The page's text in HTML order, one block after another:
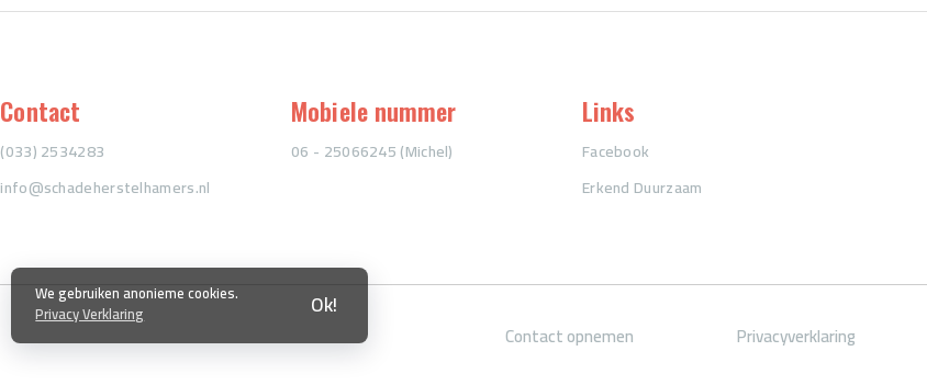
We gebruiken anonieme cookies.
Privacy Verklaring
Ok!
Contact
(033) 2534283
info@schadeherstelhamers.nl
Mobiele nummer
06 - 25066245 (Michel)
Links
Facebook
Erkend Duurzaam
Contact opnemen Privacyverklaring